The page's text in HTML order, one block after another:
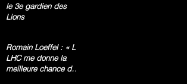
le 3e gardien des
Lions
Romain Loeffel : « Le
LHC me donne la
meilleure chance de